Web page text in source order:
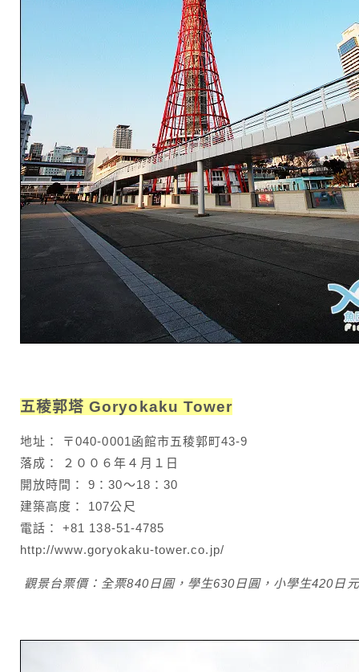
五稜郭塔 Goryokaku Tower
地址： 〒040-0001函館市五稜郭町43-9
落成： ２００６年４月１日
開放時間： 9：30〜18：30
建築高度： 107公尺
電話： +81 138-51-4785
http://www.goryokaku-tower.co.jp/
觀景台票價：全票840日圓，學生630日圓，小學生420日